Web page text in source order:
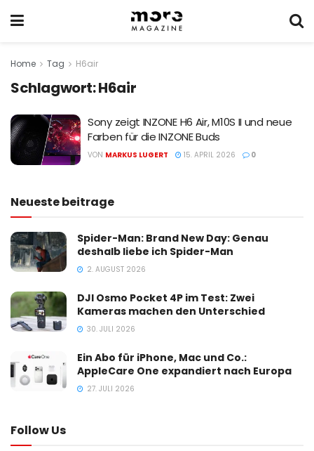
Home Tag H6air
Schlagwort:H6air
Sony zeigt INZONE H6 Air, M10S II und neue
Farben für die INZONE Buds
VON MARKUS LUGERT 15. APRIL 2026 0
Neueste beitrage
Spider-Man: Brand New Day: Genau
deshalb liebe ich Spider-Man
2. AUGUST 2026
DJI Osmo Pocket 4P im Test: Zwei
Kameras machen den Unterschied
30. JULI 2026
Ein Abo für iPhone, Mac und Co.:
AppleCare One expandiert nach Europa
27. JULI 2026
Follow Us